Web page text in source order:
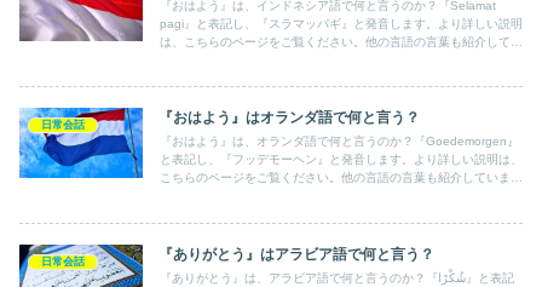
『おはよう』は、インドネシア語で何と言うのか？『Selamat
pagi』と表記し、『スラマッパギ』と発音します。より詳しい説明
は、こちらのページをご覧ください。他の言語の言葉も紹介してい
日常会話 『おはよう』はオランダ語で何と言う？
『おはよう』は、オランダ語で何と言うのか？『Goedemorgen』
と表記し、『フッデモーヘン』と発音します。より詳しい説明は、
こちらのページをご覧ください。他の言語の言葉も紹介していま
日常会話 『ありがとう』はアラビア語で何と言う？
『ありがとう』は、アラビア語で何と言うのか？『شُكْرًا』と表記